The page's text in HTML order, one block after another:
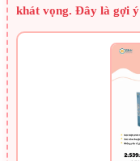
khát vọng. Đây là gợi